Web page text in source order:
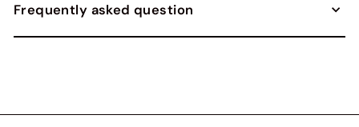
Frequently asked question